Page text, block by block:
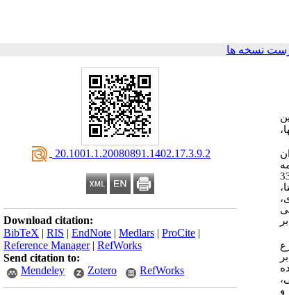
نسخه ها
‎ 20.1001.1.20080891.1402.17.3.9.2
Download citation:
BibTeX | RIS | EndNote | Medlars | ProCite |
Reference Manager| RefWorks
Send citation to:
Mendeley
Zotero RefWorks
ویژگی‌های کلی جامعه موردمطالعه و 33
با میانگین رتبه 13/23 بر
بوده
و